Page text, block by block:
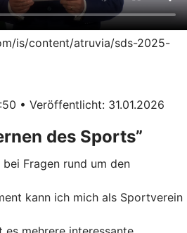
is/content/atruvia/sds-2025-
• Veröffentlicht: 31.01.2026
des Sports”
Fragen rund um den
kann ich mich als Sportverein